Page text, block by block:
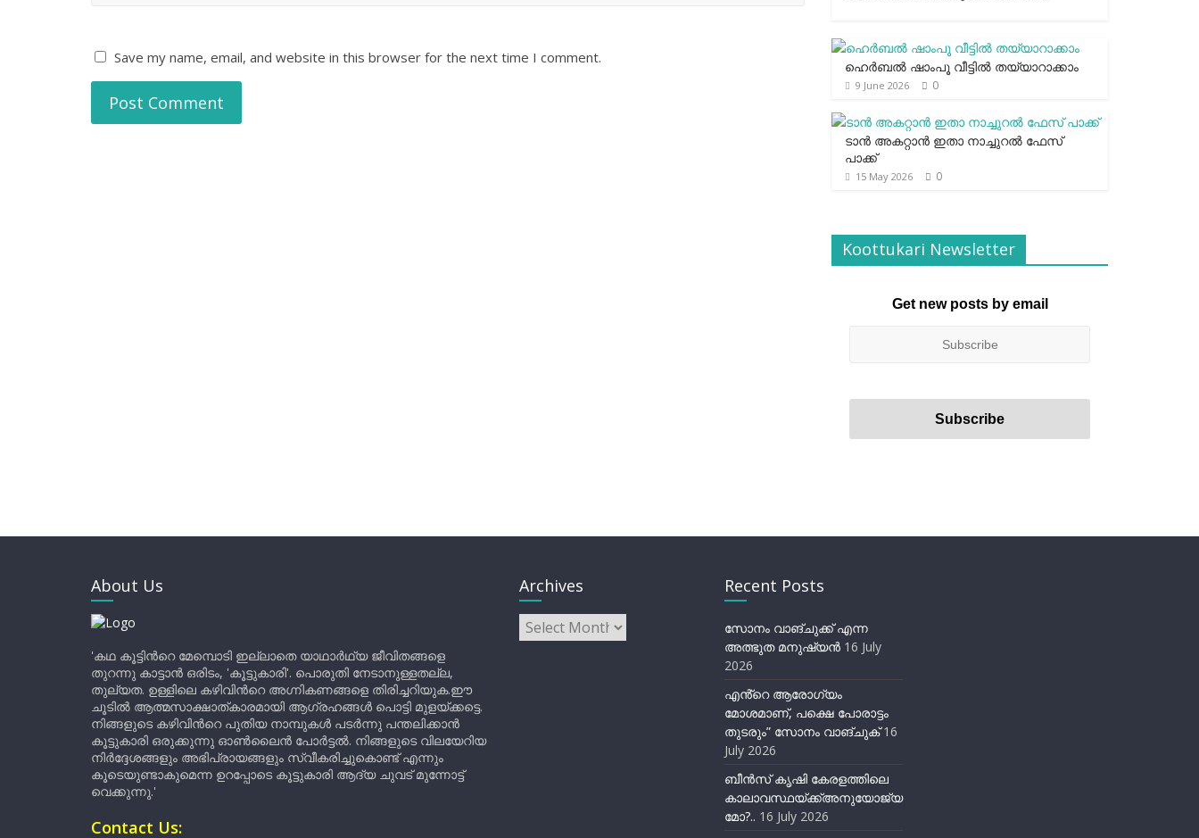
Save my name, email, and website in this browser for the next time I comment.
ഹെര്‍ബല്‍ ഷാംപൂ വീട്ടില്‍ തയ്യാറാക്കാം
9 June 2026 0
ടാന്‍ അകറ്റാന്‍ ഇതാ നാച്ചുറല്‍ ഫേസ്
പാക്ക്
15 May 2026 0
Koottukari Newsletter
Get new posts by email
About Us
'കഥ കൂട്ടിന്‍റെ മേമ്പൊടി ഇല്ലാതെ യാഥാർഥ്യ ജീവിതങ്ങളെ
തുറന്നു കാട്ടാൻ ഒരിടം, 'കൂട്ടുകാരി'. പൊരുതി നേടാനുള്ളതല്ല,
തുല്യത. ഉള്ളിലെ കഴിവിന്‍റെ അഗ്നികണങ്ങളെ തിരിച്ചറിയുക.ഈ
ചൂടിൽ ആത്മസാക്ഷാത്കാരമായി ആഗ്രഹങ്ങൾ പൊട്ടി മുളയ്ക്കട്ടെ.
നിങ്ങളുടെ കഴിവിന്‍റെ പുതിയ നാമ്പുകൾ പടർന്നു പന്തലിക്കാൻ
കൂട്ടുകാരി ഒരുക്കുന്നു ഓൺലൈൻ പോർട്ടൽ. നിങ്ങളുടെ വിലയേറിയ
നിർദ്ദേശങ്ങളും അഭിപ്രായങ്ങളും സ്വീകരിച്ചുകൊണ്ട് എന്നും
കൂടെയുണ്ടാകുമെന്ന ഉറപ്പോടെ കൂട്ടുകാരി ആദ്യ ചുവട് മുന്നോട്ട്
വെക്കുന്നു.'
Contact Us:
Archives
Archives
Recent Posts
സോനം വാങ്ചുക്ക് എന്ന
അത്ഭുത മനുഷ്യന്‍ 16 July
2026
എൻ്റെ ആരോഗ്യം
മോശമാണ്, പക്ഷെ പോരാട്ടം
തുടരും” സോനം വാങ്ചുക് 16
July 2026
ബീന്‍സ് കൃഷി കേരളത്തിലെ
കാലാവസ്ഥയ്ക്ക്അനുയോജ്യ
മോ?.. 16 July 2026